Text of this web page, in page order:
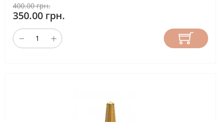
400.00 грн.
350.00 грн.